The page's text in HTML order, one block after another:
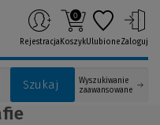
Szukaj
Wyszukiwanie
zaawansowane
Rejestracja
0
KoszykUlubioneZaloguj